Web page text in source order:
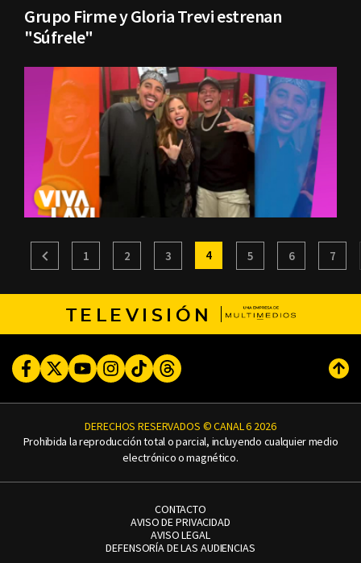
Grupo Firme y Gloria Trevi estrenan
"Súfrele"
1 2 3 4 5 6 7
TELEVISIÓN
FacebookTwitterYoutubeInstagram
TikTokThreads
DERECHOS RESERVADOS © CANAL 6 2026
Prohibida la reproducción total o parcial, incluyendo cualquier medio
electrónico o magnético.
CONTACTO
AVISO DE PRIVACIDAD
AVISO LEGAL
DEFENSORÍA DE LAS AUDIENCIAS